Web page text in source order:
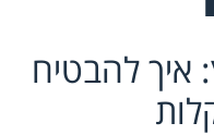
איך להבטיח